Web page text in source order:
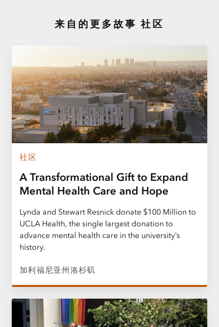
来自的更多故事 社区
社区
A Transformational Gift to Expand
Mental Health Care and Hope
Lynda and Stewart Resnick donate $100 Million to
UCLA Health, the single largest donation to
advance mental health care in the university’s
history.
加利福尼亚州洛杉矶